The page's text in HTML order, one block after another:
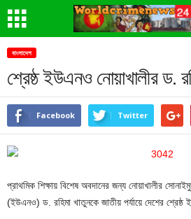
বাংলাদেশ
শ্রেষ্ঠ ইউএনও নোয়াখালীর ড.
Facebook Twitter
প্রাথমিক শিক্ষায় বিশেষ অবদানের জন্য নোয়াখালীর
(ইউএনও) ড. রহিমা খাতুনকে জাতীয় পর্যায়ে দেশের শ্রেষ্ঠ